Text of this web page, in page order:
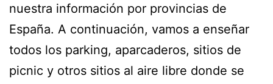
nuestra información por provincias de
España. A continuación, vamos a enseñar
todos los parking, aparcaderos, sitios de
picnic y otros sitios al aire libre donde se